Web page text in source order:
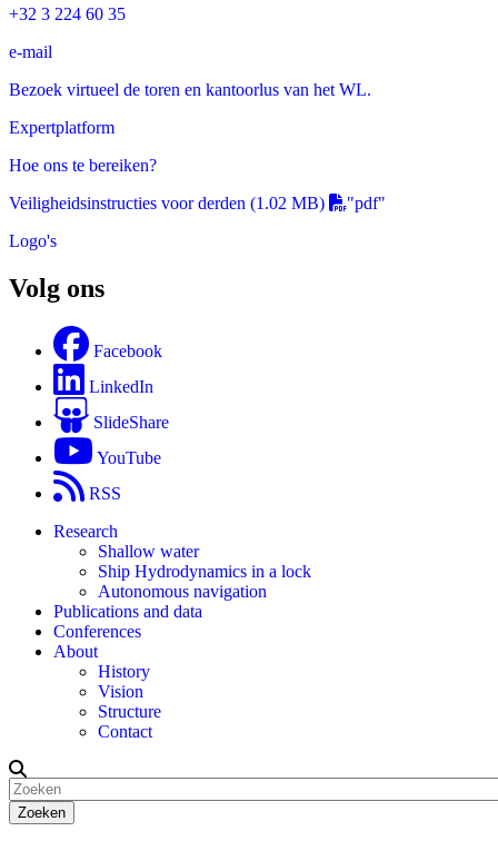
+32 3 224 60 35
e-mail
Bezoek virtueel de toren en kantoorlus van het WL.
Expertplatform
Hoe ons te bereiken?
Veiligheidsinstructies voor derden (1.02 MB)
"pdf"
Logo's
Volg ons
Facebook
LinkedIn
SlideShare
YouTube
RSS
Research
Shallow water
Ship Hydrodynamics in a lock
Autonomous navigation
Publications and data
Conferences
About
History
Vision
Structure
Contact
Zoeken